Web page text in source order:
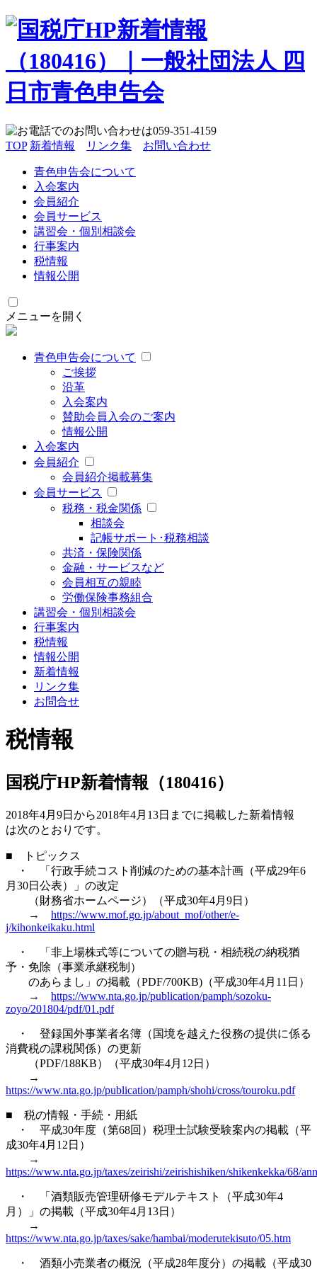
TOP 新着情報 リンク集 お問い合わせ
青色申告会について
入会案内
会員紹介
会員サービス
講習会・個別相談会
行事案内
税情報
情報公開
メニューを開く
青色申告会について
ご挨拶
沿革
入会案内
賛助会員入会のご案内
情報公開
入会案内
会員紹介
会員紹介掲載募集
会員サービス
税務・税金関係
相談会
記帳サポート･税務相談
共済・保険関係
金融・サービスなど
会員相互の親睦
労働保険事務組合
講習会・個別相談会
行事案内
税情報
情報公開
新着情報
リンク集
お問合せ
税情報
国税庁HP新着情報（180416）
2018年4月9日から2018年4月13日までに掲載した新着情報
は次のとおりです。
■ トピックス
・ 「行政手続コスト削減のための基本計画（平成29年6
月30日公表）」の改定
（財務省ホームページ）（平成30年4月9日）
→ https://www.mof.go.jp/about_mof/other/e-
j/kihonkeikaku.html
・ 「非上場株式等についての贈与税・相続税の納税猶
予・免除（事業承継税制）
のあらまし」の掲載（PDF/700KB)（平成30年4月11日）
→ https://www.nta.go.jp/publication/pamph/sozoku-
zoyo/201804/pdf/01.pdf
・ 登録国外事業者名簿（国境を越えた役務の提供に係る
消費税の課税関係）の更新
（PDF/188KB）（平成30年4月12日）
→
https://www.nta.go.jp/publication/pamph/shohi/cross/touroku.pdf
■ 税の情報・手続・用紙
・ 平成30年度（第68回）税理士試験受験案内の掲載（平
成30年4月12日）
→
https://www.nta.go.jp/taxes/zeirishi/zeirishishiken/shikenkekka/68/
・ 「酒類販売管理研修モデルテキスト（平成30年4
月）」の掲載（平成30年4月13日）
→
https://www.nta.go.jp/taxes/sake/hambai/moderutekisuto/05.htm
・ 酒類小売業者の概況（平成28年度分）の掲載（平成30